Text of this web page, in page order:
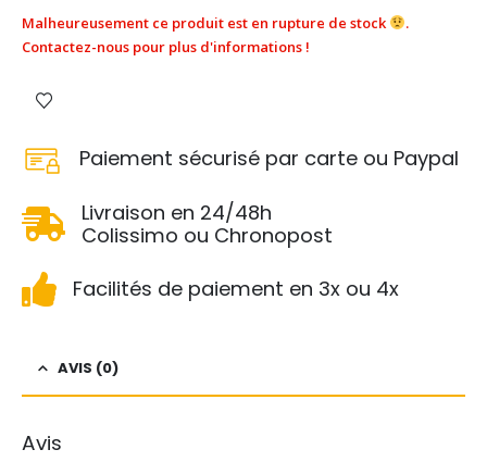
Malheureusement ce produit est en rupture de stock
.
Contactez-nous pour plus d'informations !
Paiement sécurisé par carte ou Paypal
Livraison en 24/48h
Colissimo ou Chronopost
Facilités de paiement en 3x ou 4x
AVIS (0)
Avis